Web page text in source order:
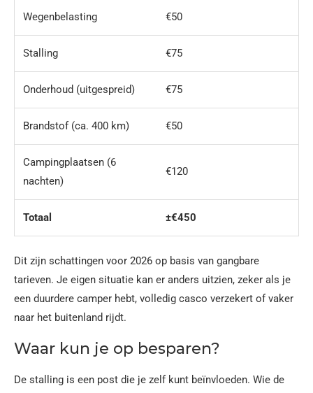
Wegenbelasting €50
Stalling €75
Onderhoud (uitgespreid) €75
Brandstof (ca. 400 km) €50
Campingplaatsen (6
nachten)
€120
Totaal ±€450
Dit zijn schattingen voor 2026 op basis van gangbare
tarieven. Je eigen situatie kan er anders uitzien, zeker als je
een duurdere camper hebt, volledig casco verzekert of vaker
naar het buitenland rijdt.
Waar kun je op besparen?
De stalling is een post die je zelf kunt beïnvloeden. Wie de